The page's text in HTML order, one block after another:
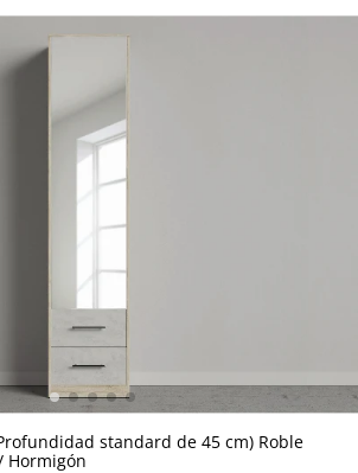
standard de 45 cm) Roble
Hormigón